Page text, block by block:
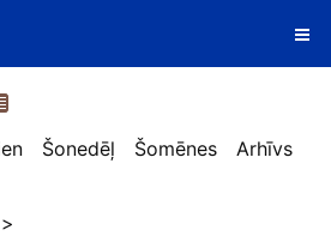
Šonedēļ Šomēnes Arhīvs
>